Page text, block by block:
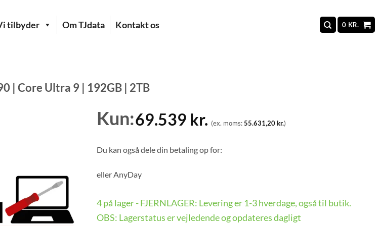
tilbyder Om TJdata Kontakt os 0 KR.
| Core Ultra 9 | 192GB | 2TB
Kun:69.539 kr. (ex. moms:55.631,20kr.)
Du kan også dele din betaling op for:
ellerAnyDay
4 på lager - FJERNLAGER: Levering er 1-3 hverdage, også til butik.
OBS: Lagerstatus er vejledende og opdateres dagligt